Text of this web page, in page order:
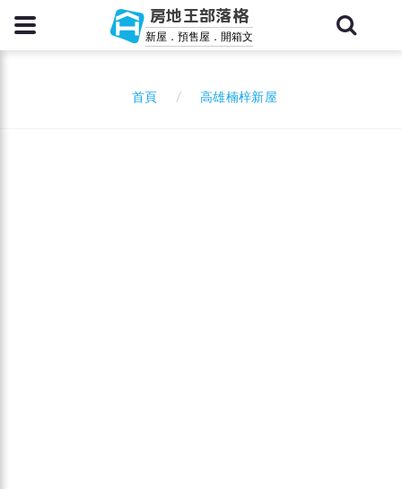
房地王部落格
新屋．預售屋．開箱文
首頁 高雄楠梓新屋